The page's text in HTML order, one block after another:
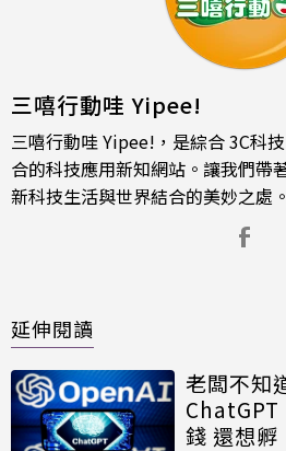
三嘻行動哇 Yipee!
三嘻行動哇 Yipee!，是綜合 3C科
合的科技應用新知網站。讓我們帶
新科技生活與世界結合的美妙之處。
延伸閱讀
老闆不知
ChatGPT
錢 還想孵